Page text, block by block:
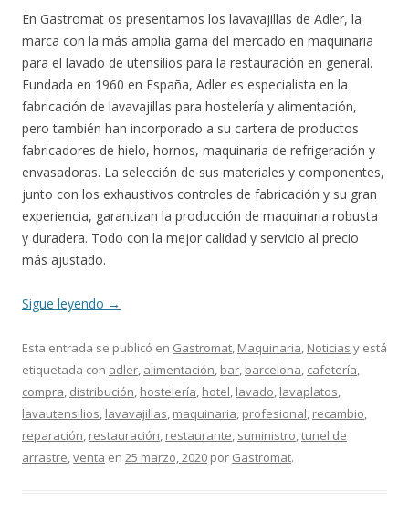
En Gastromat os presentamos los lavavajillas de Adler, la
marca con la más amplia gama del mercado en maquinaria
para el lavado de utensilios para la restauración en general.
Fundada en 1960 en España, Adler es especialista en la
fabricación de lavavajillas para hostelería y alimentación,
pero también han incorporado a su cartera de productos
fabricadores de hielo, hornos, maquinaria de refrigeración y
envasadoras. La selección de sus materiales y componentes,
junto con los exhaustivos controles de fabricación y su gran
experiencia, garantizan la producción de maquinaria robusta
y duradera. Todo con la mejor calidad y servicio al precio
más ajustado.
Sigue leyendo →
Esta entrada se publicó en Gastromat Maquinaria Noticias y está
etiquetada con adler alimentación bar barcelona cafetería
compra distribución hostelería hotel lavado lavaplatos
lavautensilios lavavajillas maquinaria profesional recambio
reparación restauración restaurante suministro tunel de
arrastre venta en 25 marzo, 2020 por Gastromat.